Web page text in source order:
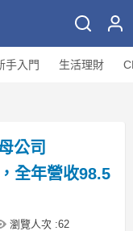
手入門 生活理財
公司
全年營收98.5
瀏覽人次 :62